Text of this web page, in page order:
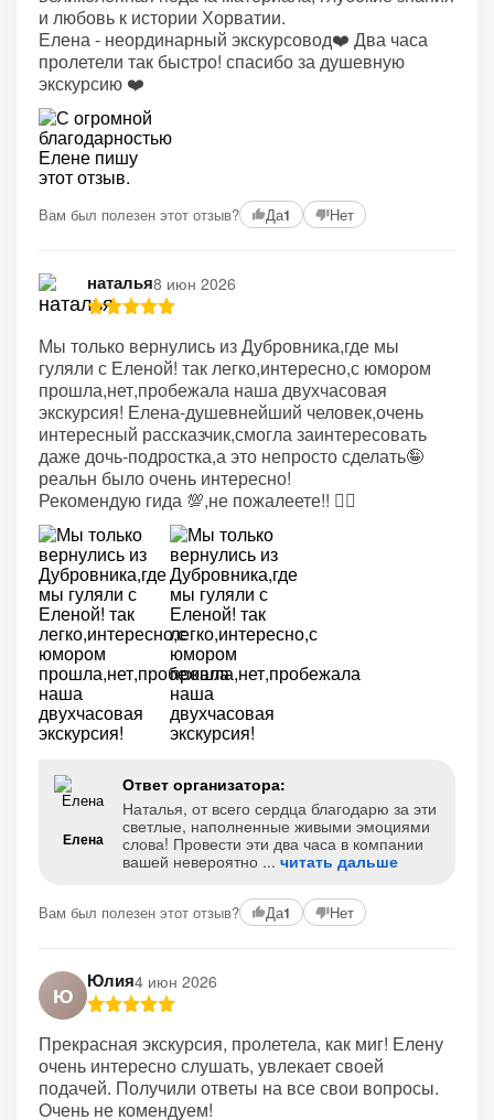
и любовь к истории Хорватии.
Елена - неординарный экскурсовод❤️ Два часа
пролетели так быстро! спасибо за душевную
экскурсию ❤️
Вам был полезен этот отзыв? Да1 Нет
наталья8 июн 2026
Мы только вернулись из Дубровника,где мы
гуляли с Еленой! так легко,интересно,с юмором
прошла,нет,пробежала наша двухчасовая
экскурсия! Елена-душевнейший человек,очень
интересный рассказчик,смогла заинтересовать
даже дочь-подростка,а это непросто сделать🤪
реальн было очень интересно!
Рекомендую гида 💯,не пожалеете!! 👍🏼
Елена
Ответ организатора:
Наталья, от всего сердца благодарю за эти
светлые, наполненные живыми эмоциями
слова! Провести эти два часа в компании
вашей невероятно
читать дальше
Вам был полезен этот отзыв? Да1 Нет
Ю
Юлия4 июн 2026
Прекрасная экскурсия, пролетела, как миг! Елену
очень интересно слушать, увлекает своей
подачей. Получили ответы на все свои вопросы.
Очень не комендуем!